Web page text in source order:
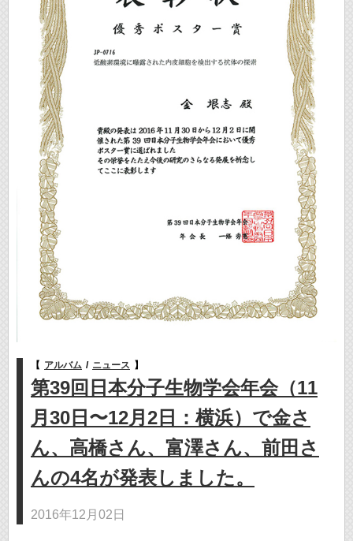
【 アルバム / ニュース 】
第39回日本分子生物学会年会（11
月30日〜12月2日：横浜）で金さ
ん、高橋さん、富澤さん、前田さ
んの4名が発表しました。
2016年12月02日